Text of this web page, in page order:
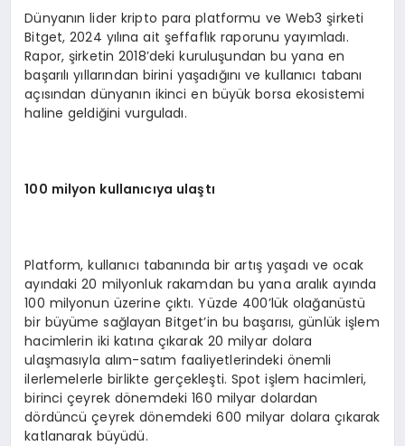
Dünyanın lider kripto para platformu ve Web3 şirketi
Bitget, 2024 yılına ait şeffaflık raporunu yayımladı.
Rapor, şirketin 2018’deki kuruluşundan bu yana en
başarılı yıllarından birini yaşadığını ve kullanıcı tabanı
açısından dünyanın ikinci en büyük borsa ekosistemi
haline geldiğini vurguladı.
100 milyon kullanıcıya ulaştı
Platform, kullanıcı tabanında bir artış yaşadı ve ocak
ayındaki 20 milyonluk rakamdan bu yana aralık ayında
100 milyonun üzerine çıktı. Yüzde 400’lük olağanüstü
bir büyüme sağlayan Bitget’in bu başarısı, günlük işlem
hacimlerin iki katına çıkarak 20 milyar dolara
ulaşmasıyla alım-satım faaliyetlerindeki önemli
ilerlemelerle birlikte gerçekleşti. Spot işlem hacimleri,
birinci çeyrek dönemdeki 160 milyar dolardan
dördüncü çeyrek dönemdeki 600 milyar dolara çıkarak
katlanarak büyüdü.